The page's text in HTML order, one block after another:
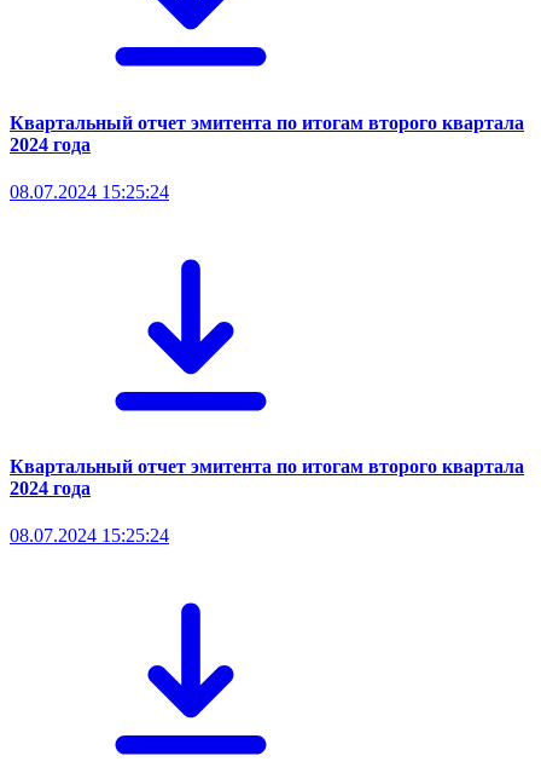
Квартальный отчет эмитента по итогам второго квартала
2024 года
08.07.2024 15:25:24
Квартальный отчет эмитента по итогам второго квартала
2024 года
08.07.2024 15:25:24